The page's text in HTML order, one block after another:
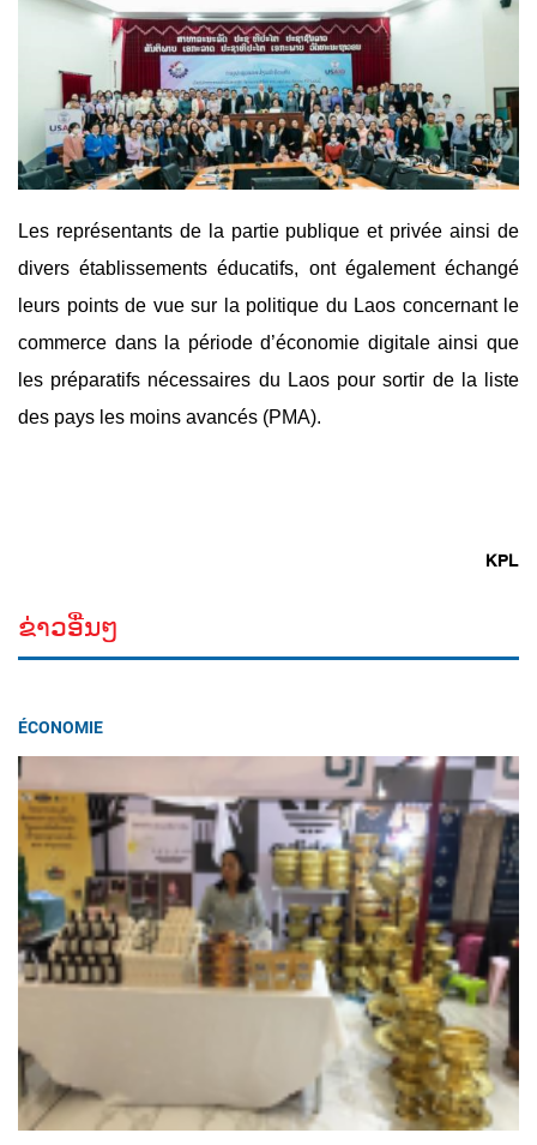
Les représentants de la partie publique et privée ainsi de
divers établissements éducatifs, ont également échangé
leurs points de vue sur la politique du Laos concernant le
commerce dans la période d’économie digitale ainsi que
les préparatifs nécessaires du Laos pour sortir de la liste
des pays les moins avancés (PMA).
KPL
ຂ່າວອື່ນໆ
ÉCONOMIE